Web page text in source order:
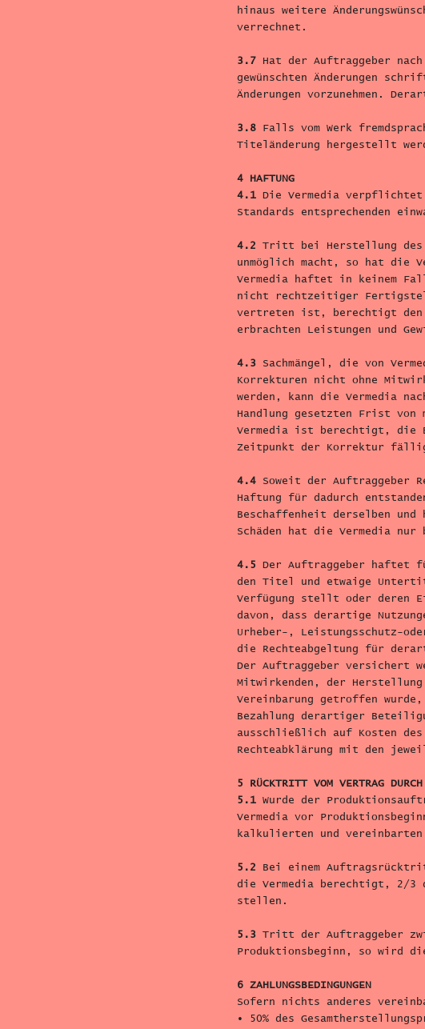
hinaus weitere
verrechnet.
3.7 Hat der Auftraggeber nach
gewünschten Änderungen
Änderungen vorzunehmen.
3.8 Falls vom Werk
Titeländerung hergestellt
4 HAFTUNG
4.1 Die Vermedia
Standards entsprechenden
4.2 Tritt bei Herstellung des
unmöglich macht, so hat die
Vermedia haftet in keinem
nicht rechtzeitiger
vertreten ist, berechtigt den
erbrachten Leistungen und
4.3 Sachmängel, die von
Korrekturen nicht ohne
werden, kann die Vermedia
Handlung gesetzten Frist
Vermedia ist berechtigt, die
Zeitpunkt der Korrektur
4.4 Soweit der Auftraggeber
Haftung für dadurch
Beschaffenheit derselben
Schäden hat die Vermedia
4.5 Der Auftraggeber
den Titel und etwaige
Verfügung stellt oder deren
davon, dass derartige
Urheber-, Leistungsschutz-
die Rechteabgeltung für
Der Auftraggeber versichert
Mitwirkenden, der Herstellung
Vereinbarung getroffen
Bezahlung derartiger
ausschließlich auf Kosten
Rechteabklärung mit den
5 RÜCKTRITT VOM VERTRAG DURCH
5.1 Wurde der
Vermedia vor
kalkulierten und vereinbarten
5.2 Bei einem
die Vermedia berechtigt, 2/3
stellen.
5.3 Tritt der Auftraggeber
Produktionsbeginn, so wird
6 ZAHLUNGSBEDINGUNGEN
Sofern nichts anderes
• 50% des